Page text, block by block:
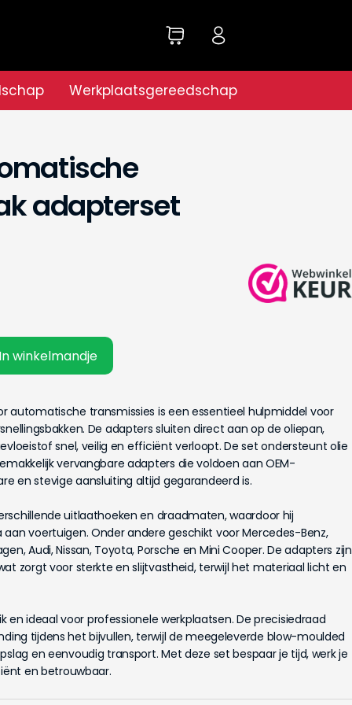
Werkplaatsgereedschap
adapterset
winkelmandje
automatische transmissies is een essentieel hulpmiddel voor
De adapters sluiten direct aan op de oliepan,
snel, veilig en efficiënt verloopt. De set ondersteunt olie
vervangbare adapters die voldoen aan OEM-
en stevige aansluiting altijd gegarandeerd is.
uitlaathoeken en draadmaten, waardoor hij
voertuigen. Onder andere geschikt voor Mercedes-Benz,
Audi, Nissan, Toyota, Porsche en Mini Cooper. De adapters zijn
zorgt voor sterkte en slijtvastheid, terwijl het materiaal licht en
en ideaal voor professionele werkplaatsen. De precisiedraad
tijdens het bijvullen, terwijl de meegeleverde blow-moulded
en eenvoudig transport. Met deze set bespaar je tijd, werk je
en betrouwbaar.